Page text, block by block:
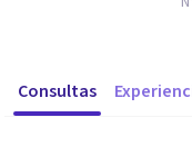
Consultas